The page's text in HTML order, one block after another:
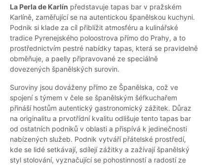
La Perla de Karlín představuje tapas bar v pražském
Karlíně, zaměřující se na autentickou španělskou kuchyni.
Podnik si klade za cíl přiblížit atmosféru a kulinářské
tradice Pyrenejského poloostrova přímo do Prahy, a to
prostřednictvím pestré nabídky tapas, která se pravidelně
obměňuje, a paelly připravované ze speciálně
dovezených španělských surovin.
Suroviny jsou dováženy přímo ze Španělska, což ve
spojení s týmem v čele se španělským šéfkuchařem
přináší hostům autentický gastronomický zážitek. Důraz
na originalitu a prvotřídní kvalitu odlišuje tento tapas bar
od ostatních podniků v oblasti a přispívá k jedinečnosti
nabízených služeb. Podnik vytváří přátelské prostředí,
kde se lidé setkávají, sdílejí zážitky a zažívají španělský
styl stolování, vyznačující se pohostinností a radostí ze